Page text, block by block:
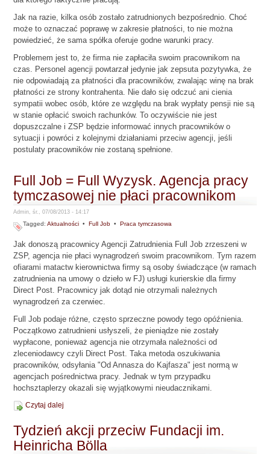
Jak na razie, kilka osób zostało zatrudnionych bezpośrednio. Choć
może to oznaczać poprawę w zakresie płatności, to nie można
powiedzieć, że sama spółka oferuje godne warunki pracy.
Problemem jest to, że firma nie zapłaciła swoim pracownikom na
czas. Personel agencji powtarzał jedynie jak zepsuta pozytywka, że
nie odpowiadają za płatności dla pracowników, zwalając winę na brak
płatności ze strony kontrahenta. Nie dało się odczuć ani cienia
sympatii wobec osób, które ze względu na brak wypłaty pensji nie są
w stanie opłacić swoich rachunków. To oczywiście nie jest
dopuszczalne i ZSP będzie informować innych pracowników o
sytuacji i powróci z kolejnymi działaniami przeciw agencji, jeśli
postulaty pracowników nie zostaną spełnione.
Full Job = Full Wyzysk. Agencja pracy
tymczasowej nie płaci pracownikom
Admin, śr., 07/08/2013 - 14:17
Tagged:Aktualności •Full Job •Praca tymczasowa
Jak donoszą pracownicy Agencji Zatrudnienia Full Job zrzeszeni w
ZSP, agencja nie płaci wynagrodzeń swoim pracownikom. Tym razem
ofiarami matactw kierownictwa firmy są osoby świadczące (w ramach
zatrudnienia na umowy o dzieło w FJ) usługi kurierskie dla firmy
Direct Post. Pracownicy jak dotąd nie otrzymali należnych
wynagrodzeń za czerwiec.
Full Job podaje różne, często sprzeczne powody tego opóźnienia.
Początkowo zatrudnieni usłyszeli, że pieniądze nie zostały
wypłacone, ponieważ agencja nie otrzymała należności od
zleceniodawcy czyli Direct Post. Taka metoda oszukiwania
pracowników, odsyłania "Od Annasza do Kajfasza" jest normą w
agencjach pośrednictwa pracy. Jednak w tym przypadku
hochsztaplerzy okazali się wyjątkowymi nieudacznikami.
Czytaj dalej
Tydzień akcji przeciw Fundacji im.
Heinricha Bölla